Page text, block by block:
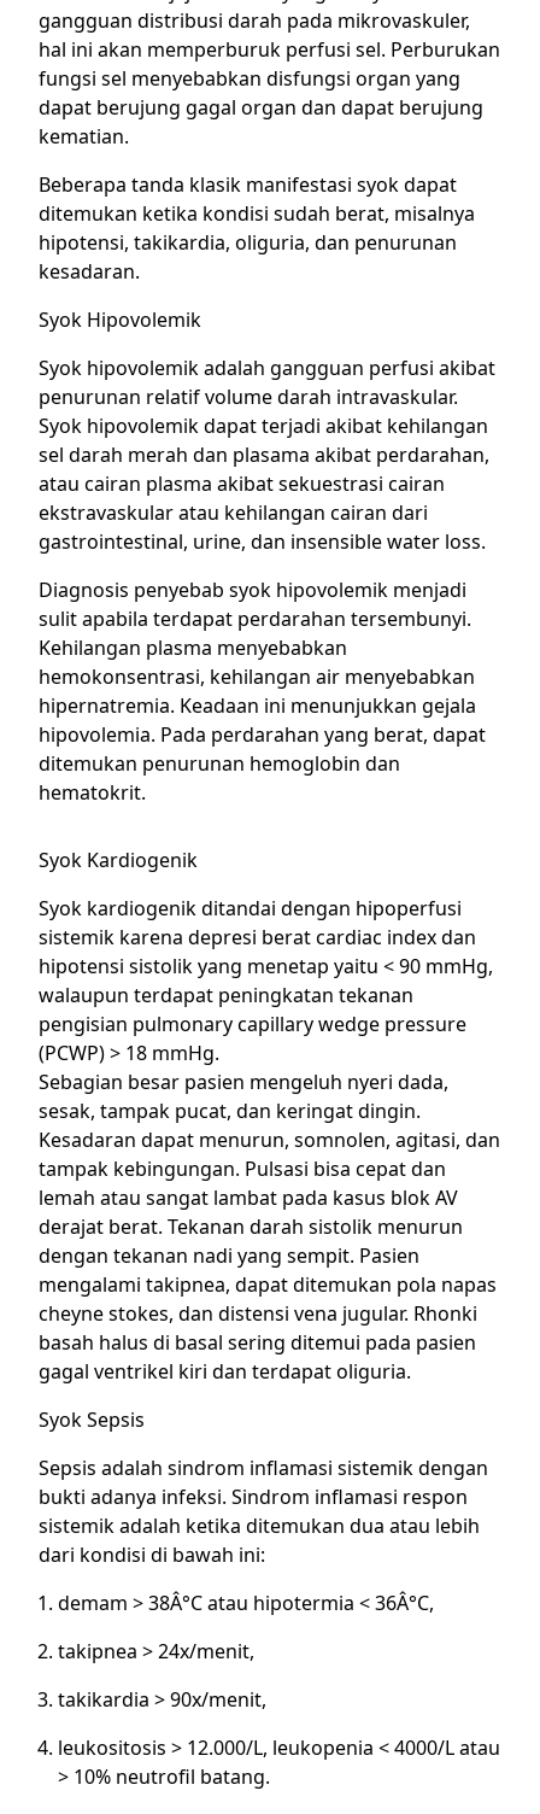
gangguan distribusi darah pada mikrovaskuler,
hal ini akan memperburuk perfusi sel. Perburukan
fungsi sel menyebabkan disfungsi organ yang
dapat berujung gagal organ dan dapat berujung
kematian.
Beberapa tanda klasik manifestasi syok dapat
ditemukan ketika kondisi sudah berat, misalnya
hipotensi, takikardia, oliguria, dan penurunan
kesadaran.
Syok Hipovolemik
Syok hipovolemik adalah gangguan perfusi akibat
penurunan relatif volume darah intravaskular.
Syok hipovolemik dapat terjadi akibat kehilangan
sel darah merah dan plasama akibat perdarahan,
atau cairan plasma akibat sekuestrasi cairan
ekstravaskular atau kehilangan cairan dari
gastrointestinal, urine, dan insensible water loss.
Diagnosis penyebab syok hipovolemik menjadi
sulit apabila terdapat perdarahan tersembunyi.
Kehilangan plasma menyebabkan
hemokonsentrasi, kehilangan air menyebabkan
hipernatremia. Keadaan ini menunjukkan gejala
hipovolemia. Pada perdarahan yang berat, dapat
ditemukan penurunan hemoglobin dan
hematokrit.
Syok Kardiogenik
Syok kardiogenik ditandai dengan hipoperfusi
sistemik karena depresi berat cardiac index dan
hipotensi sistolik yang menetap yaitu < 90 mmHg,
walaupun terdapat peningkatan tekanan
pengisian pulmonary capillary wedge pressure
(PCWP) > 18 mmHg.
Sebagian besar pasien mengeluh nyeri dada,
sesak, tampak pucat, dan keringat dingin.
Kesadaran dapat menurun, somnolen, agitasi, dan
tampak kebingungan. Pulsasi bisa cepat dan
lemah atau sangat lambat pada kasus blok AV
derajat berat. Tekanan darah sistolik menurun
dengan tekanan nadi yang sempit. Pasien
mengalami takipnea, dapat ditemukan pola napas
cheyne stokes, dan distensi vena jugular. Rhonki
basah halus di basal sering ditemui pada pasien
gagal ventrikel kiri dan terdapat oliguria.
Syok Sepsis
Sepsis adalah sindrom inflamasi sistemik dengan
bukti adanya infeksi. Sindrom inflamasi respon
sistemik adalah ketika ditemukan dua atau lebih
dari kondisi di bawah ini:
demam > 38Â°C atau hipotermia < 36Â°C,
takipnea > 24x/menit,
takikardia > 90x/menit,
leukositosis > 12.000/L, leukopenia < 4000/L atau
> 10% neutrofil batang.